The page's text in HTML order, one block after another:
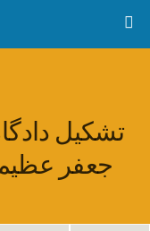
تشکیل
جعفر